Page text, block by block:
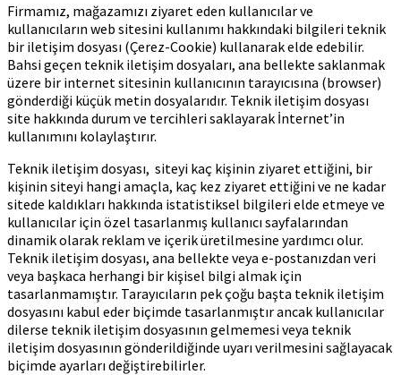
Firmamız, mağazamızı ziyaret eden kullanıcılar ve
kullanıcıların web sitesini kullanımı hakkındaki bilgileri teknik
bir iletişim dosyası (Çerez-Cookie) kullanarak elde edebilir.
Bahsi geçen teknik iletişim dosyaları, ana bellekte saklanmak
üzere bir internet sitesinin kullanıcının tarayıcısına (browser)
gönderdiği küçük metin dosyalarıdır. Teknik iletişim dosyası
site hakkında durum ve tercihleri saklayarak İnternet’in
kullanımını kolaylaştırır.
Teknik iletişim dosyası, siteyi kaç kişinin ziyaret ettiğini, bir
kişinin siteyi hangi amaçla, kaç kez ziyaret ettiğini ve ne kadar
sitede kaldıkları hakkında istatistiksel bilgileri elde etmeye ve
kullanıcılar için özel tasarlanmış kullanıcı sayfalarından
dinamik olarak reklam ve içerik üretilmesine yardımcı olur.
Teknik iletişim dosyası, ana bellekte veya e-postanızdan veri
veya başkaca herhangi bir kişisel bilgi almak için
tasarlanmamıştır. Tarayıcıların pek çoğu başta teknik iletişim
dosyasını kabul eder biçimde tasarlanmıştır ancak kullanıcılar
dilerse teknik iletişim dosyasının gelmemesi veya teknik
iletişim dosyasının gönderildiğinde uyarı verilmesini sağlayacak
biçimde ayarları değiştirebilirler.